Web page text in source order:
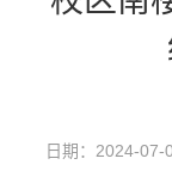
日期：2024-